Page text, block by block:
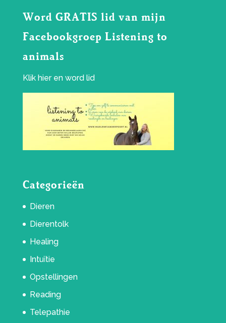
Word GRATIS lid van mijn
Facebookgroep Listening to
animals
Klik hieren word lid
Categorieën
Dieren
Dierentolk
Healing
Intuïtie
Opstellingen
Reading
Telepathie